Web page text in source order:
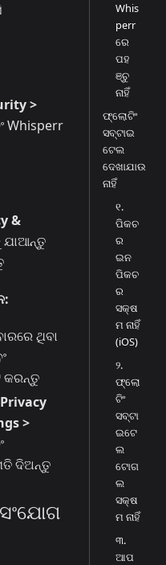
>
Whisperr
&
ଯାଆନ୍ତୁ
ଥିବା
କରନ୍ତୁ
>
ଦିଅନ୍ତୁ
Whis
perr
ରେ
ପହ
ଞ୍ଚୁ
ନାହିଁ
ଫ୍ଲୋଟିଂ
ସବ୍‌ଟାଇ
ଟେଲ
ଦେଖାଯାଉ
ନାହିଁ
୧.
ପିକଚ
ର
ଇନ
ପିକଚ
ର
ସକ୍ଷ
ମ ନାହିଁ
(iOS)
୨.
ଫ୍ଲୋ
ଟିଂ
ସବ୍‌ଟା
ଇଟେ
ଲ
ଟୋଗ
ଲ
ସକ୍ଷ
ମ ନାହିଁ
୩.
ଆପ